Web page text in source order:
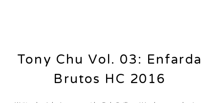
Tony Chu Vol. 03: Enfarda
Brutos HC 2016